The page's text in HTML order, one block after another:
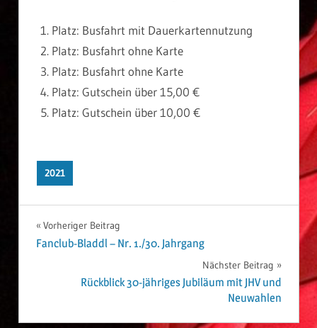
Platz: Busfahrt mit Dauerkartennutzung
Platz: Busfahrt ohne Karte
Platz: Busfahrt ohne Karte
Platz: Gutschein über 15,00 €
Platz: Gutschein über 10,00 €
2021
Beitrags-
Navigation
Vorheriger Beitrag
Fanclub-Bladdl – Nr. 1./30. Jahrgang
Nächster Beitrag
Rückblick 30-jähriges Jubiläum mit JHV und
Neuwahlen